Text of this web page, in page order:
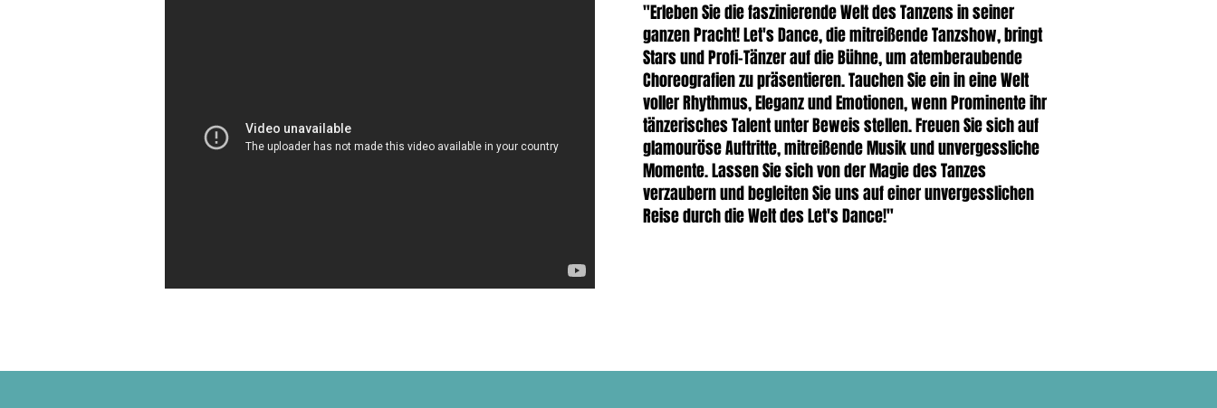
"Erleben Sie die faszinierende Welt des Tanzens in seiner
ganzen Pracht! Let's Dance, die mitreißende Tanzshow, bringt
Stars und Profi-Tänzer auf die Bühne, um atemberaubende
Choreografien zu präsentieren. Tauchen Sie ein in eine Welt
voller Rhythmus, Eleganz und Emotionen, wenn Prominente ihr
tänzerisches Talent unter Beweis stellen. Freuen Sie sich auf
glamouröse Auftritte, mitreißende Musik und unvergessliche
Momente. Lassen Sie sich von der Magie des Tanzes
verzaubern und begleiten Sie uns auf einer unvergesslichen
Reise durch die Welt des Let's Dance!"